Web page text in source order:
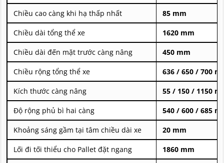
Chiều cao càng khi hạ thấp nhất 85 mm
Chiều dài tổng thể xe 1620 mm
Chiều dài đến mặt trước càng nâng 450 mm
Chiều rộng tổng thể xe 636 / 650 / 700
Kích thước càng nâng 55 / 150 / 1150
Độ rộng phủ bì hai càng 540 / 600 / 685
Khoảng sáng gầm tại tâm chiều dài xe 20 mm
Lối đi tối thiểu cho Pallet đặt ngang 1860 mm